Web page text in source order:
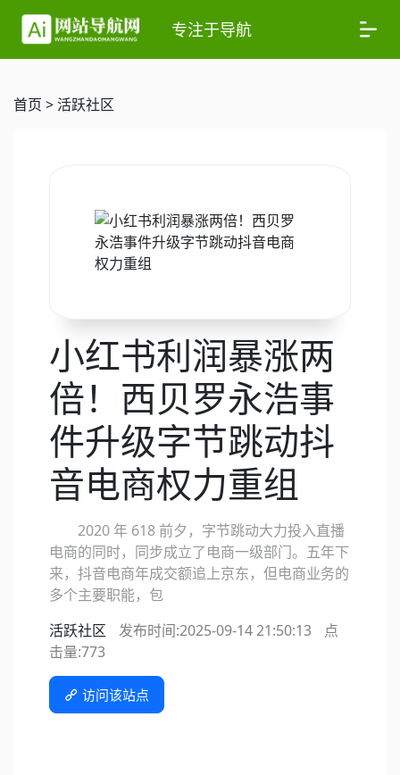
专注于导航
首页 > 活跃社区
小红书利润暴涨两
倍！西贝罗永浩事
件升级字节跳动抖
音电商权力重组
2020 年 618 前夕，字节跳动大力投入直播
电商的同时，同步成立了电商一级部门。五年下
来，抖音电商年成交额追上京东，但电商业务的
多个主要职能，包
活跃社区
发布时间:2025-09-14 21:50:13
点
击量:773
访问该站点